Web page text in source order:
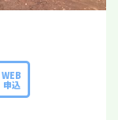
WEB
申込